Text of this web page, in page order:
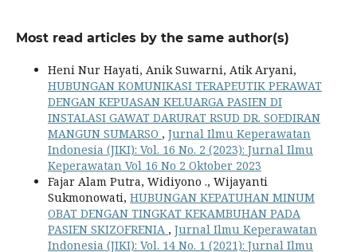
Most read articles by the same author(s)
Heni Nur Hayati, Anik Suwarni, Atik Aryani,
HUBUNGAN KOMUNIKASI TERAPEUTIK PERAWAT
DENGAN KEPUASAN KELUARGA PASIEN DI
INSTALASI GAWAT DARURAT RSUD DR. SOEDIRAN
MANGUN SUMARSO , Jurnal Ilmu Keperawatan
Indonesia (JIKI): Vol. 16 No. 2 (2023): Jurnal Ilmu
Keperawatan Vol 16 No 2 Oktober 2023
Fajar Alam Putra, Widiyono ., Wijayanti
Sukmonowati, HUBUNGAN KEPATUHAN MINUM
OBAT DENGAN TINGKAT KEKAMBUHAN PADA
PASIEN SKIZOFRENIA , Jurnal Ilmu Keperawatan
Indonesia (JIKI): Vol. 14 No. 1 (2021): Jurnal Ilmu